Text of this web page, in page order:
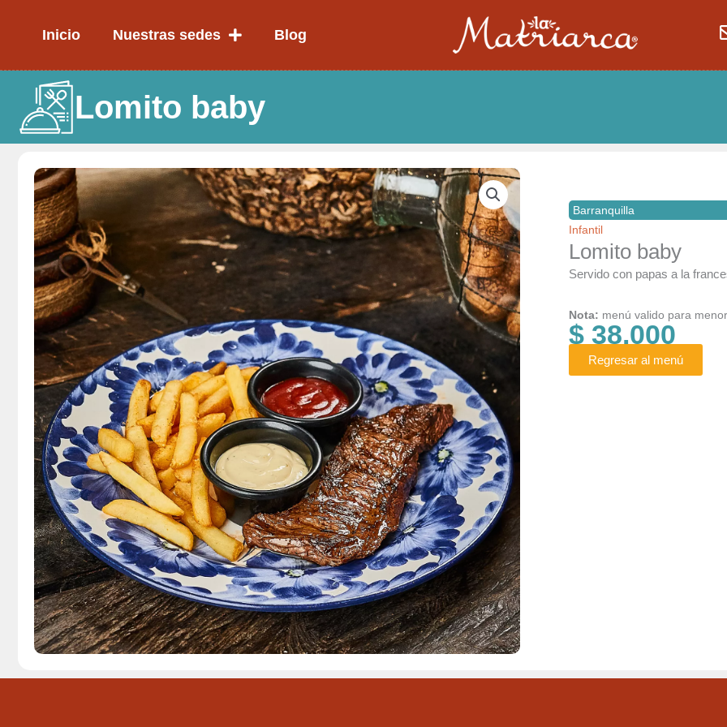
Inicio Nuestras sedes Blog
Lomito baby
Barranquilla
Infantil
Lomito baby
Servido con papas a la
Nota: menú valido para
$ 38.000
Regresar al menú